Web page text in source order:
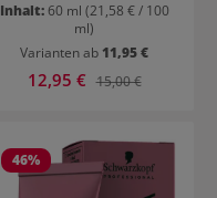
Inhalt: 60 ml (21,58 € / 100
ml)
Varianten ab 11,95 €
Verkaufspreis:
12,95 € Regulärer Preis:
15,00 €
46%